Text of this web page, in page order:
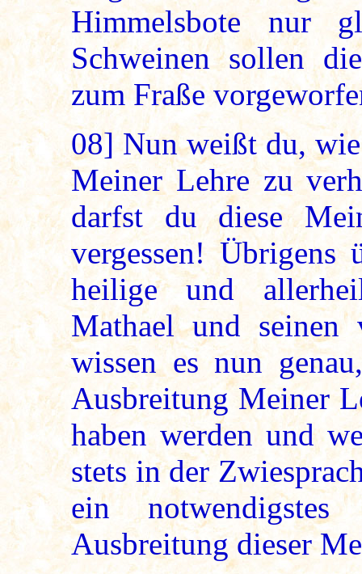
Himmelsbote nur
Schweinen sollen
zum Fraße
08]Nun weißt du,
Meiner Lehre zu
darfst du diese
vergessen! Übrigens
heilige und
Mathael und seinen
wissen es nun
Ausbreitung Meiner
haben werden und
stets in der
ein
Ausbreitung dieser